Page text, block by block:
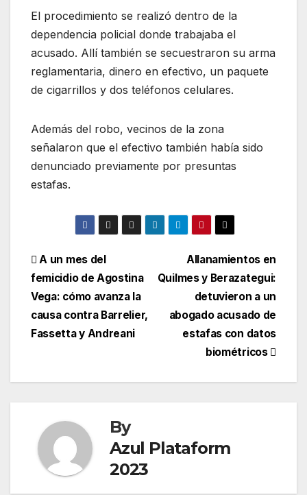
El procedimiento se realizó dentro de la
dependencia policial donde trabajaba el
acusado. Allí también se secuestraron su arma
reglamentaria, dinero en efectivo, un paquete
de cigarrillos y dos teléfonos celulares.
Además del robo, vecinos de la zona
señalaron que el efectivo también había sido
denunciado previamente por presuntas
estafas.
Allanamientos en
Quilmes y Berazategui:
detuvieron a un
abogado acusado de
estafas con datos
biométricos
A un mes del
femicidio de Agostina
Vega: cómo avanza la
causa contra Barrelier,
Fassetta y Andreani
By
Azul Plataform
2023